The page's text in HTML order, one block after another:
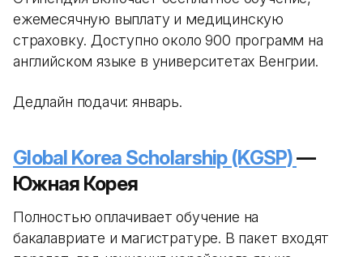
ежемесячную выплату и медицинскую
страховку. Доступно около 900 программ на
английском языке в университетах Венгрии.
Дедлайн подачи: январь.
Global Korea Scholarship (KGSP)—
Южная Корея
Полностью оплачивает обучение на
бакалавриате и магистратуре. В пакет входят